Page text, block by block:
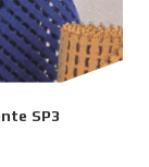
SP3